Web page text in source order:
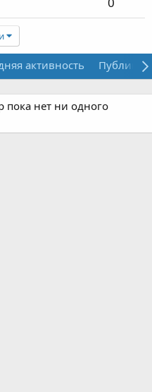
активность
пока нет ни одного